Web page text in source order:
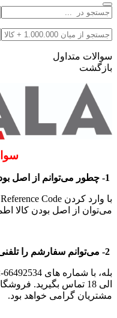
سوالات متداول
بازگشت
می‌توان از اصل بودن کالا
الی 18 تماس بگیرید.
مشتریان گرامی خواهد بود.